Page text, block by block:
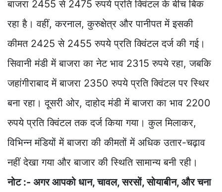
बाजरा 2455 से 2475 रुपये प्रति क्विंटल के बीच बिक
रहा है। वहीं, करनाल, कुरुक्षेत्र और पानीपत में इसकी
कीमत 2425 से 2455 रुपये प्रति क्विंटल दर्ज की गई।
सिवानी मंडी में बाजरा का नेट भाव 2315 रुपये रहा, जबकि
जहांगीराबाद में बाजरा 2350 रुपये प्रति क्विंटल पर स्थिर
बना रहा। दूसरी ओर, दाहोद मंडी में बाजरा का भाव 2200
रुपये प्रति क्विंटल तक दर्ज किया गया। कुल मिलाकर,
विभिन्न मंडियों में बाजरा की कीमतों में अधिक उतार-चढ़ाव
नहीं देखा गया और बाजार की स्थिति सामान्य बनी रही।
नोट :- अगर आपको धान, चावल, सरसों, सोयाबीन, और चना